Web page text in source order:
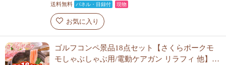
送料無料
パネル・目録付 現物
お気に入り
ゴルフコンペ景品18点セット【さくらポークモ
モしゃぶしゃぶ用/電動ケアガン リラフィ 他】